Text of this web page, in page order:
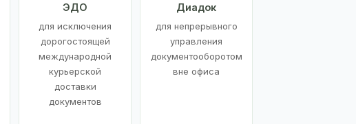
ЭДО
для исключения
дорогостоящей
международной
курьерской
доставки
документов
Диадок
для непрерывного
управления
документооборотом
вне офиса